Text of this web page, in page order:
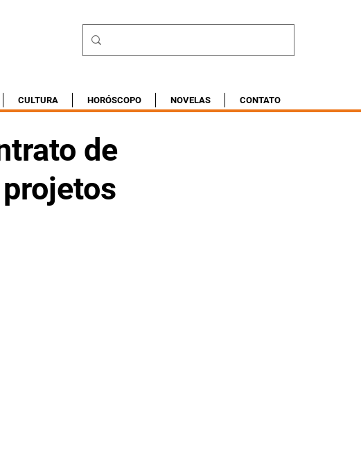
CULTURA HORÓSCOPO NOVELAS CONTATO
de